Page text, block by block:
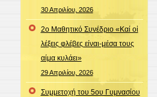
30 Απριλίου, 2026
2ο Μαθητικό Συνέδριο «Καί οἱ
λέξεις φλέβες είναι-μέσα τους
αίμα κυλάει»
29 Απριλίου, 2026
Συμμετοχή του 5ου Γυμνασίου